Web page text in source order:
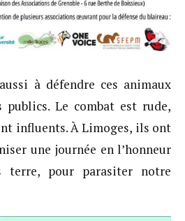
à défendre ces animaux
publics. Le combat est rude,
influents. À Limoges, ils ont
une journée en l’honneur
terre, pour parasiter notre